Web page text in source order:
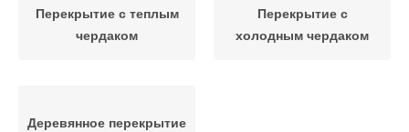
Перекрытие с теплым
чердаком
Перекрытие с
холодным чердаком
Деревянное перекрытие